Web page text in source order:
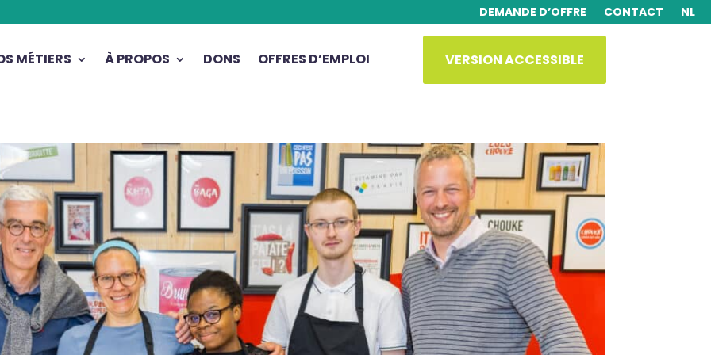
DEMANDE D’OFFRE CONTACT NL
MÉTIERS À PROPOS DONS OFFRES D’EMPLOI VERSION ACCESSIBLE